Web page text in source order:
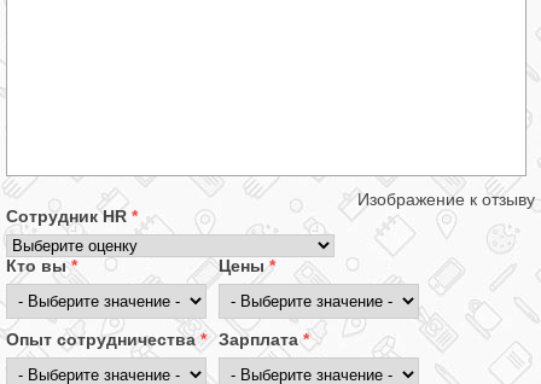
Изображение к отзыву
Сотрудник HR *
Кто вы* Цены*
Опыт сотрудничества* Зарплата*